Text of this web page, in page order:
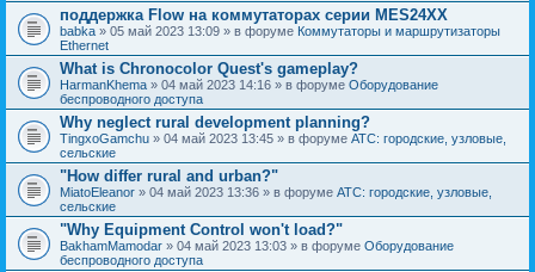
поддержка Flow на коммутаторах серии MES24XX
babka » 05 май 2023 13:09 » в форуме Коммутаторы и маршрутизаторы
Ethernet
What is Chronocolor Quest's gameplay?
HarmanKhema » 04 май 2023 14:16 » в форуме Оборудование
беспроводного доступа
Why neglect rural development planning?
TingxoGamchu » 04 май 2023 13:45 » в форуме АТС: городские, узловые,
сельские
"How differ rural and urban?"
MiatoEleanor » 04 май 2023 13:36 » в форуме АТС: городские, узловые,
сельские
"Why Equipment Control won't load?"
BakhamMamodar » 04 май 2023 13:03 » в форуме Оборудование
беспроводного доступа